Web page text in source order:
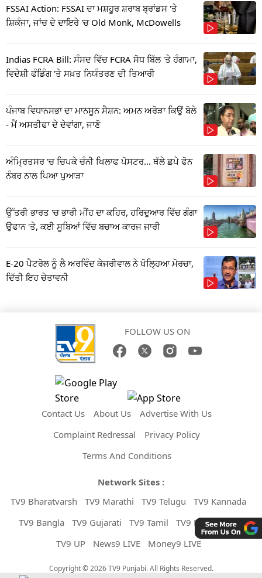
FSSAI Action: FSSAI ਦਾ ਮਸ਼ਹੂਰ ਸ਼ਰਾਬ ਬ੍ਰਾਂਡਸ 'ਤੇ
ਸ਼ਿਕੰਜਾ, ਜਾਂਚ ਦੇ ਦਾਇਰੇ 'ਚ Old Monk, McDowells
Indias FCRA Bill: ਸੰਸਦ ਵਿੱਚ FCRA ਸੋਧ ਬਿੱਲ 'ਤੇ ਹੰਗਾਮਾ,
ਵਿਦੇਸ਼ੀ ਫੰਡਿੰਗ 'ਤੇ ਸਖ਼ਤ ਨਿਯੰਤਰਣ ਦੀ ਤਿਆਰੀ
ਪੰਜਾਬ ਵਿਧਾਨਸਭਾ ਦਾ ਮਾਨਸੂਨ ਸੈਸ਼ਨ: ਅਮਨ ਅਰੋੜਾ ਕਿਉਂ ਬੋਲੇ
- ਮੈਂ ਅਸਤੀਫਾ ਦੇ ਦੇਵਾਂਗਾ, ਜਾਣੋ
ਅੰਮ੍ਰਿਤਸਰ 'ਚ ਚਿਪਕੇ ਚੰਨੀ ਖਿਲਾਫ ਪੋਸਟਰ... ਥੱਲੇ ਛਪੇ ਫੋਨ
ਨੰਬਰ ਨਾਲ ਪਿਆ ਪੁਆੜਾ
ਉੱਤਰੀ ਭਾਰਤ 'ਚ ਭਾਰੀ ਮੀਂਹ ਦਾ ਕਹਿਰ, ਹਰਿਦੁਆਰ ਵਿੱਚ ਗੰਗਾ
ਉਫਾਨ 'ਤੇ, ਕਈ ਸੂਬਿਆਂ ਵਿੱਚ ਬਚਾਅ ਕਾਰਜ ਜਾਰੀ
E-20 ਪੈਟਰੋਲ ਨੂੰ ਲੈ ਅਰਵਿੰਦ ਕੇਜਰੀਵਾਲ ਨੇ ਖੋਲ੍ਹਿਆ ਮੋਰਚਾ,
ਦਿੱਤੀ ਇਹ ਚੇਤਾਵਨੀ
FOLLOW US ON
Contact Us About Us
Advertise With Us
Complaint Redressal
Privacy Policy
Terms And Conditions
Network Sites :
TV9 Bharatvarsh
TV9 Marathi TV9 Telugu
TV9 Kannada
TV9 Bangla
TV9 Gujarati TV9 Tamil
TV9 Malayalam
TV9 UP
News9 LIVE Money9 LIVE
Copyright © 2026 TV9 Punjabi. All Rights Reserved.